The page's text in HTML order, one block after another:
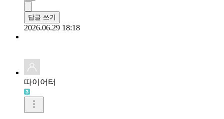
답글 쓰기
2026.06.29 18:18
따이어터